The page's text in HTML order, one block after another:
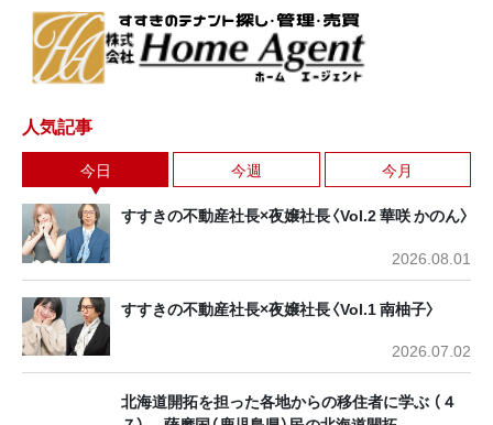
人気記事
今日 今週 今月
すすきの不動産社長×夜嬢社長〈Vol.2 華咲 かのん〉
2026.08.01
すすきの不動産社長×夜嬢社長〈Vol.1 南柚子〉
2026.07.02
北海道開拓を担った各地からの移住者に学ぶ （４